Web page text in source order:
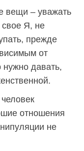
вещи – уважать
свое Я, не
прежде
от
нужно давать,
отношения
не